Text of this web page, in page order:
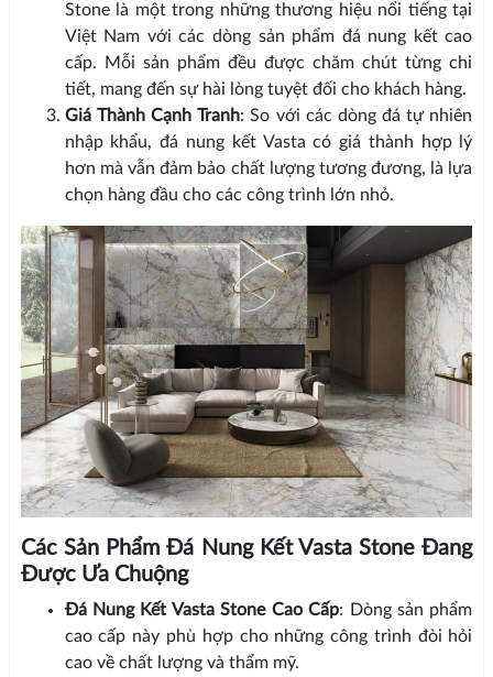
Stone là một trong những thương hiệu nổi tiếng tại
Việt Nam với các dòng sản phẩm đá nung kết cao
cấp. Mỗi sản phẩm đều được chăm chút từng chi
tiết, mang đến sự hài lòng tuyệt đối cho khách hàng.
Giá Thành Cạnh Tranh: So với các dòng đá tự nhiên
nhập khẩu, đá nung kết Vasta có giá thành hợp lý
hơn mà vẫn đảm bảo chất lượng tương đương, là lựa
chọn hàng đầu cho các công trình lớn nhỏ.
Các Sản Phẩm Đá Nung Kết Vasta Stone Đang
Được Ưa Chuộng
Đá Nung Kết Vasta Stone Cao Cấp: Dòng sản phẩm
cao cấp này phù hợp cho những công trình đòi hỏi
cao về chất lượng và thẩm mỹ.